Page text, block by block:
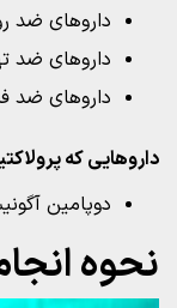
داروهای ضد
داروهای ضد
داروهای ضد
داروهایی که
دوپامین
نحوه